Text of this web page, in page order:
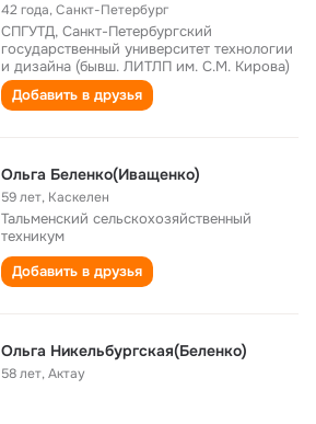
42 года,Санкт-Петербург
СПГУТД, Санкт-Петербургский
государственный университет технологии
и дизайна (бывш. ЛИТЛП им. С.М. Кирова)
Добавить в друзья
Ольга Беленко(Иващенко)
59 лет, Каскелен
Тальменский сельскохозяйственный
техникум
Добавить в друзья
Ольга Никельбургская(Беленко)
58 лет,Актау